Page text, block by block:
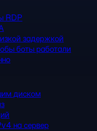
RDP
задержкой
боты работали
диском
на сервер